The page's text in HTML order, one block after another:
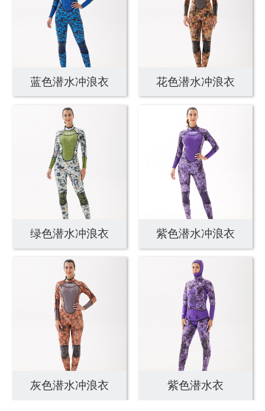
蓝色潜水冲浪衣 花色潜水冲浪衣
绿色潜水冲浪衣 紫色潜水冲浪衣
灰色潜水冲浪衣 紫色潜水衣